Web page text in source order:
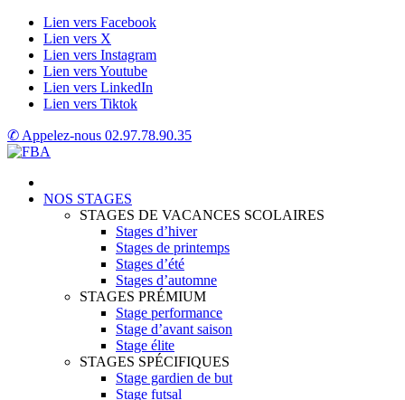
Lien vers Facebook
Lien vers X
Lien vers Instagram
Lien vers Youtube
Lien vers LinkedIn
Lien vers Tiktok
✆ Appelez-nous 02.97.78.90.35
NOS STAGES
STAGES DE VACANCES SCOLAIRES
Stages d’hiver
Stages de printemps
Stages d’été
Stages d’automne
STAGES PRÉMIUM
Stage performance
Stage d’avant saison
Stage élite
STAGES SPÉCIFIQUES
Stage gardien de but
Stage futsal